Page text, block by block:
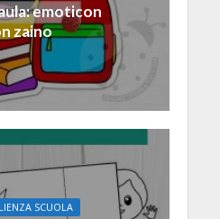
emoticon
zaino
SCUOLA